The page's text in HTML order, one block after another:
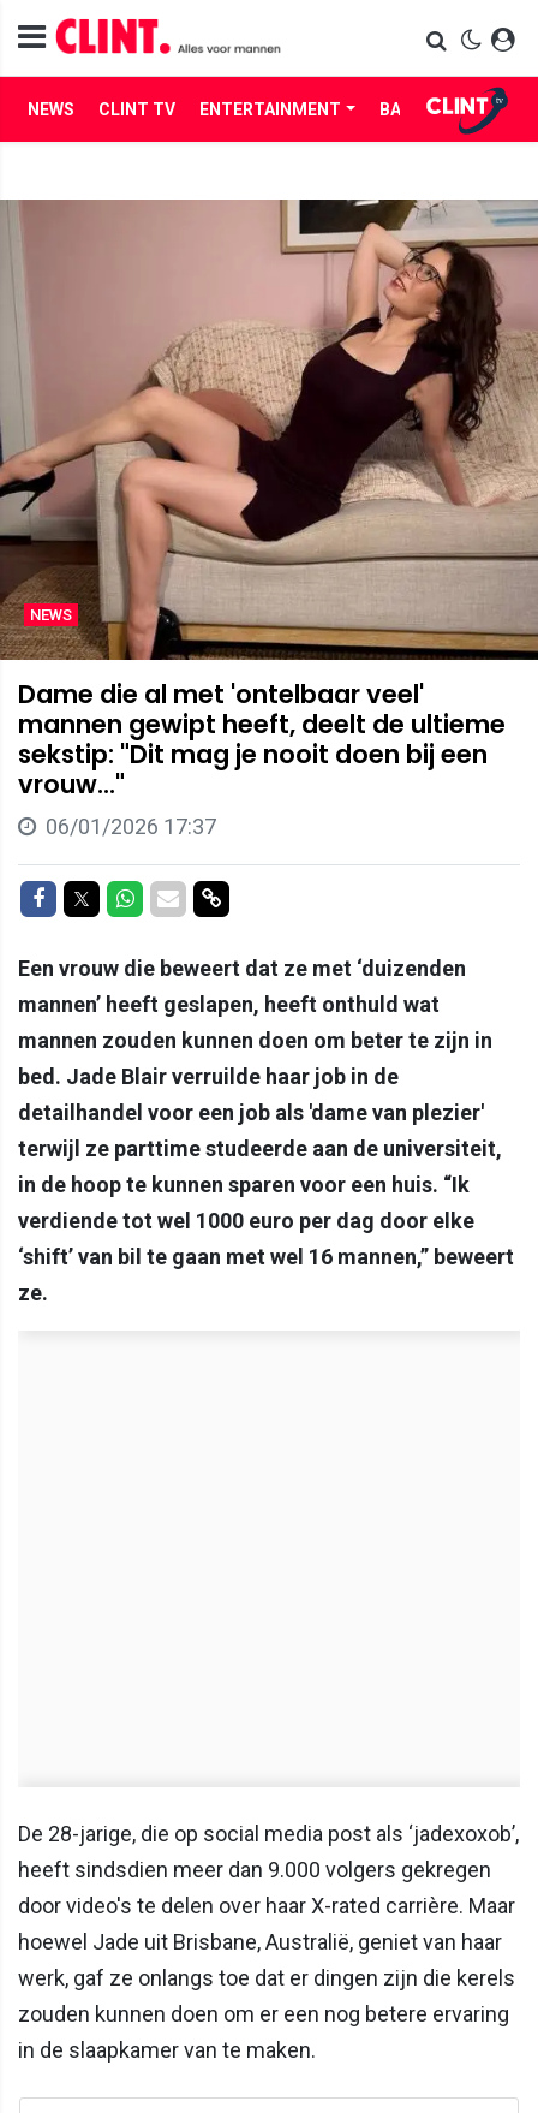
NEWS CLINT TV ENTERTAINMENT BABES LIFE
NEWS
Dame die al met 'ontelbaar veel'
mannen gewipt heeft, deelt de ultieme
sekstip: "Dit mag je nooit doen bij een
vrouw..."
06/01/2026 17:37
Delen op Facebook
Delen op Twitter
Delen op Whatsapp
Delen via Mail
Delen via link
Een vrouw die beweert dat ze met ‘duizenden
mannen’ heeft geslapen, heeft onthuld wat
mannen zouden kunnen doen om beter te zijn in
bed. Jade Blair verruilde haar job in de
detailhandel voor een job als 'dame van plezier'
terwijl ze parttime studeerde aan de universiteit,
in de hoop te kunnen sparen voor een huis. “Ik
verdiende tot wel 1000 euro per dag door elke
‘shift’ van bil te gaan met wel 16 mannen,” beweert
ze.
De 28-jarige, die op social media post als ‘jadexoxob’,
heeft sindsdien meer dan 9.000 volgers gekregen
door video's te delen over haar X-rated carrière. Maar
hoewel Jade uit Brisbane, Australië, geniet van haar
werk, gaf ze onlangs toe dat er dingen zijn die kerels
zouden kunnen doen om er een nog betere ervaring
in de slaapkamer van te maken.